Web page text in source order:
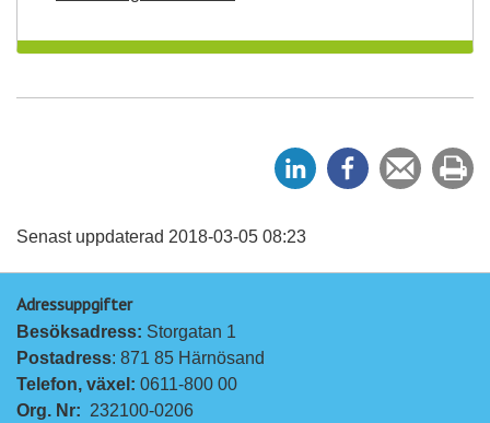
e
e
Tipsa
en
ut
Senast uppdaterad 2018-03-05 08:23
Adressuppgifter
Besöksadress: Storgatan 1
Postadress: 871 85 Härnösand
Telefon, växel: 0611-800 00
Org. Nr: 232100-0206